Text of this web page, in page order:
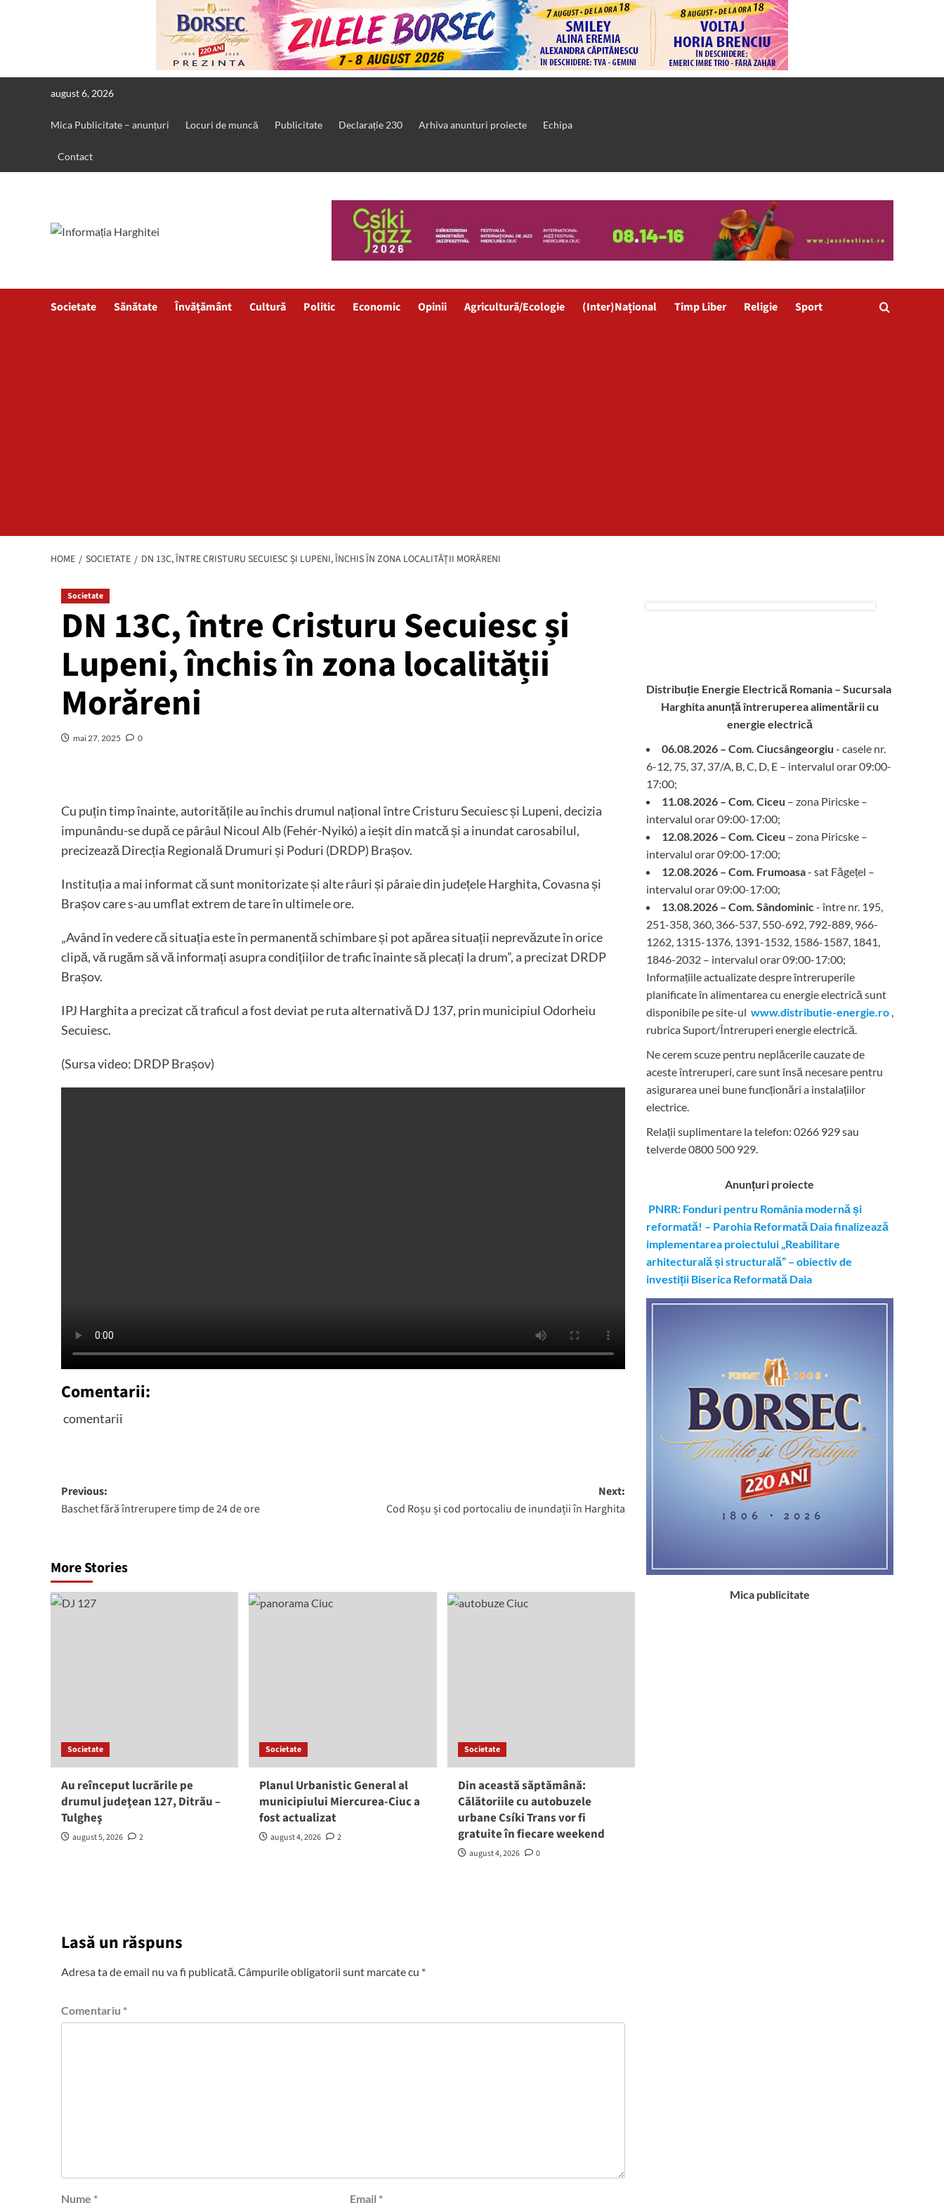
august 6, 2026
Mica Publicitate – anunțuri Locuri de muncă Publicitate Declarație 230 Arhiva anunturi proiecte Echipa
Contact
Societate Sănătate Învățământ Cultură Politic Economic Opinii Agricultură/Ecologie (Inter)Național Timp Liber Religie Sport
HOME SOCIETATE DN 13C, ÎNTRE CRISTURU SECUIESC ȘI LUPENI, ÎNCHIS ÎN ZONA LOCALITĂȚII MORĂRENI
Societate
DN 13C, între Cristuru Secuiesc și
Lupeni, închis în zona localității
Morăreni
mai 27, 2025 0
Cu puțin timp înainte, autoritățile au închis drumul național între Cristuru Secuiesc și Lupeni, decizia
impunându-se după ce pârâul Nicoul Alb (Fehér-Nyikó) a ieșit din matcă și a inundat carosabilul,
precizează Direcția Regională Drumuri și Poduri (DRDP) Brașov.
Instituția a mai informat că sunt monitorizate și alte râuri și pâraie din județele Harghita, Covasna și
Brașov care s-au umflat extrem de tare în ultimele ore.
„Având în vedere că situația este în permanentă schimbare și pot apărea situații neprevăzute în orice
clipă, vă rugăm să vă informați asupra condițiilor de trafic înainte să plecați la drum”, a precizat DRDP
Brașov.
IPJ Harghita a precizat că traficul a fost deviat pe ruta alternativă DJ 137, prin municipiul Odorheiu
Secuiesc.
(Sursa video: DRDP Brașov)
Comentarii:
comentarii
Post
navigation
Previous:
Baschet fără întrerupere timp de 24 de ore
Next:
Cod Roșu și cod portocaliu de inundații în Harghita
More Stories
Societate
Au reînceput lucrările pe
drumul judeţean 127, Ditrău –
Tulgheş
august 5, 2026 2
Societate
Planul Urbanistic General al
municipiului Miercurea-Ciuc a
fost actualizat
august 4, 2026 2
Societate
Din această săptămână:
Călătoriile cu autobuzele
urbane Csíki Trans vor fi
gratuite în fiecare weekend
august 4, 2026 0
Lasă un răspuns
Adresa ta de email nu va fi publicată.Câmpurile obligatorii sunt marcate cu *
Comentariu *
Nume * Email *
Distribuție Energie Electrică Romania – Sucursala
Harghitaanunță întreruperea alimentării cu
energie electrică
06.08.2026 – Com. Ciucsângeorgiu - casele nr.
6-12, 75, 37, 37/A, B, C, D, E – intervalul orar 09:00-
17:00;
11.08.2026 – Com. Ciceu – zona Piricske –
intervalul orar 09:00-17:00;
12.08.2026 – Com. Ciceu – zona Piricske –
intervalul orar 09:00-17:00;
12.08.2026 – Com. Frumoasa- sat Făgețel –
intervalul orar 09:00-17:00;
13.08.2026 – Com. Sândominic- între nr. 195,
251-358, 360, 366-537, 550-692, 792-889, 966-
1262, 1315-1376, 1391-1532, 1586-1587, 1841,
1846-2032 – intervalul orar 09:00-17:00;
Informațiile actualizate despre întreruperile
planificate în alimentarea cu energie electrică sunt
disponibile pe site-ul www.distributie-energie.ro ,
rubrica Suport/Întreruperi energie electrică.
Ne cerem scuze pentru neplăcerile cauzate de
aceste întreruperi, care sunt însă necesare pentru
asigurarea unei bune funcționări a instalațiilor
electrice.
Relații suplimentare la telefon: 0266 929 sau
telverde 0800 500 929.
Anunțuri proiecte
PNRR: Fonduri pentru România modernă și
reformată! – Parohia Reformată Daia finalizează
implementarea proiectului „Reabilitare
arhitecturală și structurală” – obiectiv de
investiții Biserica Reformată Daia
Mica publicitate